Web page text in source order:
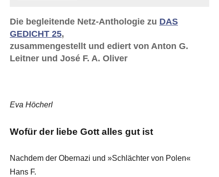
Die begleitende Netz-Anthologie zu DAS
GEDICHT 25,
zusammengestellt und ediert von Anton G.
Leitner und José F. A. Oliver
Eva Höcherl
Wofür der liebe Gott alles gut ist
Nachdem der Obernazi und »Schlächter von Polen«
Hans F.